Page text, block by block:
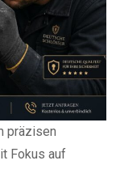
präzisen
Fokus auf